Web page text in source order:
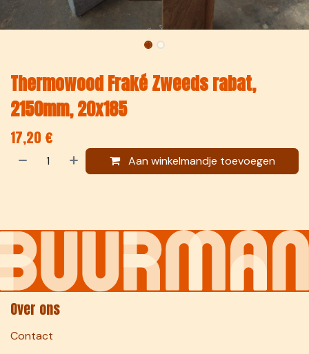
Thermowood Fraké Zweeds rabat,
2150mm, 20x185
17,20 €
Aan winkelmandje toevoegen
Over ons
Contact